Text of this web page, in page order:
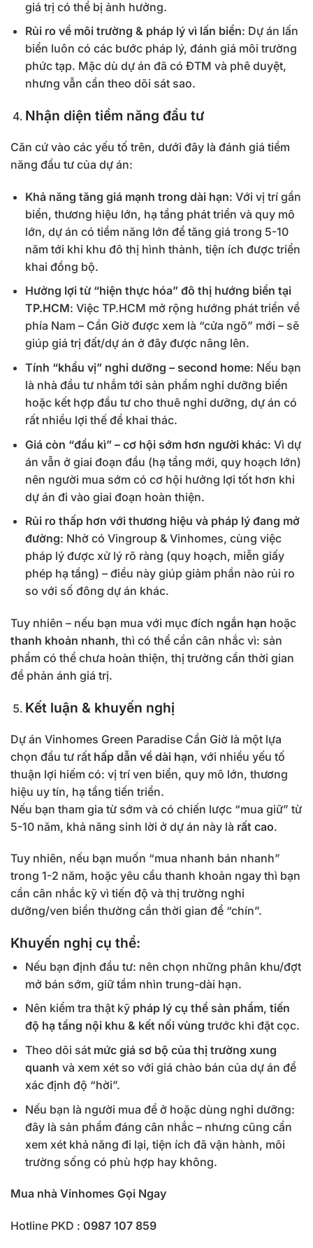
giá trị có thể bị ảnh hưởng.
Rủi ro về môi trường & pháp lý vì lấn biển: Dự án lấn
biển luôn có các bước pháp lý, đánh giá môi trường
phức tạp. Mặc dù dự án đã có ĐTM và phê duyệt,
nhưng vẫn cần theo dõi sát sao.
Nhận diện tiềm năng đầu tư
Căn cứ vào các yếu tố trên, dưới đây là đánh giá tiềm
năng đầu tư của dự án:
Khả năng tăng giá mạnh trong dài hạn: Với vị trí gần
biển, thương hiệu lớn, hạ tầng phát triển và quy mô
lớn, dự án có tiềm năng lớn để tăng giá trong 5-10
năm tới khi khu đô thị hình thành, tiện ích được triển
khai đồng bộ.
Hưởng lợi từ “hiện thực hóa” đô thị hướng biển tại
TP.HCM: Việc TP.HCM mở rộng hướng phát triển về
phía Nam – Cần Giờ được xem là “cửa ngõ” mới – sẽ
giúp giá trị đất/dự án ở đây được nâng lên.
Tính “khẩu vị” nghỉ dưỡng – second home: Nếu bạn
là nhà đầu tư nhắm tới sản phẩm nghỉ dưỡng biển
hoặc kết hợp đầu tư cho thuê nghỉ dưỡng, dự án có
rất nhiều lợi thế để khai thác.
Giá còn “đầu kì” – cơ hội sớm hơn người khác: Vì dự
án vẫn ở giai đoạn đầu (hạ tầng mới, quy hoạch lớn)
nên người mua sớm có cơ hội hưởng lợi tốt hơn khi
dự án đi vào giai đoạn hoàn thiện.
Rủi ro thấp hơn với thương hiệu và pháp lý đang mở
đường: Nhờ có Vingroup & Vinhomes, cùng việc
pháp lý được xử lý rõ ràng (quy hoạch, miễn giấy
phép hạ tầng) – điều này giúp giảm phần nào rủi ro
so với số đông dự án khác.
Tuy nhiên – nếu bạn mua với mục đích ngắn hạn hoặc
thanh khoản nhanh, thì có thể cần cân nhắc vì: sản
phẩm có thể chưa hoàn thiện, thị trường cần thời gian
để phản ánh giá trị.
Kết luận & khuyến nghị
Dự án Vinhomes Green Paradise Cần Giờ là một lựa
chọn đầu tư rất hấp dẫn về dài hạn, với nhiều yếu tố
thuận lợi hiếm có: vị trí ven biển, quy mô lớn, thương
hiệu uy tín, hạ tầng tiến triển.
Nếu bạn tham gia từ sớm và có chiến lược “mua giữ” từ
5-10 năm, khả năng sinh lời ở dự án này là rất cao.
Tuy nhiên, nếu bạn muốn “mua nhanh bán nhanh”
trong 1-2 năm, hoặc yêu cầu thanh khoản ngay thì bạn
cần cân nhắc kỹ vì tiến độ và thị trường nghỉ
dưỡng/ven biển thường cần thời gian để “chín”.
Khuyến nghị cụ thể:
Nếu bạn định đầu tư: nên chọn những phân khu/đợt
mở bán sớm, giữ tầm nhìn trung-dài hạn.
Nên kiểm tra thật kỹ pháp lý cụ thể sản phẩm, tiến
độ hạ tầng nội khu & kết nối vùng trước khi đặt cọc.
Theo dõi sát mức giá sơ bộ của thị trường xung
quanh và xem xét so với giá chào bán của dự án để
xác định độ “hời”.
Nếu bạn là người mua để ở hoặc dùng nghỉ dưỡng:
đây là sản phẩm đáng cân nhắc – nhưng cũng cần
xem xét khả năng đi lại, tiện ích đã vận hành, môi
trường sống có phù hợp hay không.
Mua nhà Vinhomes Gọi Ngay
Hotline PKD : 0987 107 859